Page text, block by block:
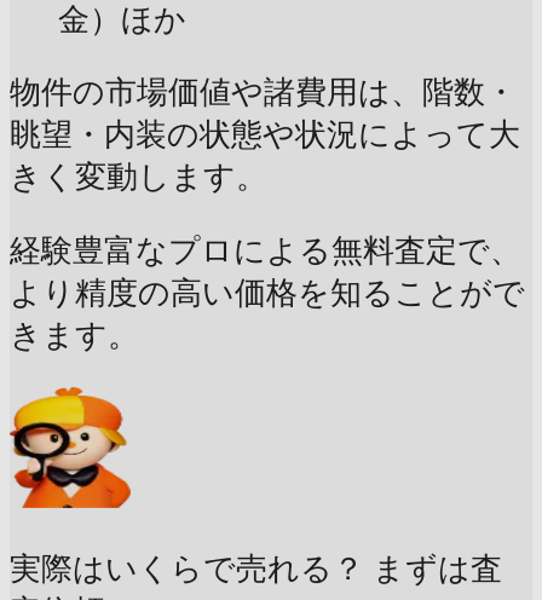
金）ほか
物件の市場価値や諸費用は、階数・
眺望・内装の状態や状況によって大
きく変動します。
経験豊富なプロによる無料査定で、
より精度の高い価格を知ることがで
きます。
実際はいくらで売れる？
まずは査